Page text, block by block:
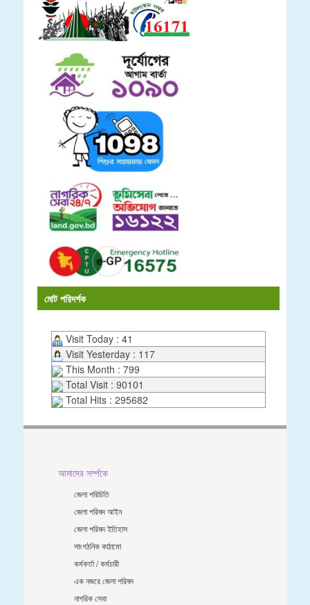
মোট পরিদর্শক
Visit Today : 41
Visit Yesterday : 117
This Month : 799
Total Visit : 90101
Total Hits : 295682
আমাদের সর্ম্পকে
জেলা পরিচিতি
জেলা পরিষদ আইন
জেলা পরিষদ ইতিহাস
সাংগঠনিক কাঠামো
কর্মকর্তা / কর্মচারী
এক নজরে জেলা পরিষদ
নাগরিক সেবা